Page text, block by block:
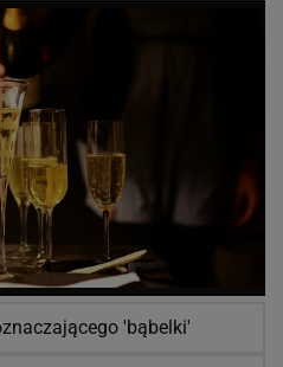
'bąbelki'